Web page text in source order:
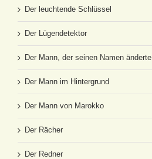
Der leuchtende Schlüssel
Der Lügendetektor
Der Mann, der seinen Namen änderte
Der Mann im Hintergrund
Der Mann von Marokko
Der Rächer
Der Redner